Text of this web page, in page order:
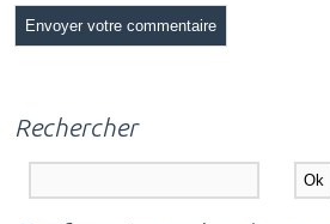
Rechercher